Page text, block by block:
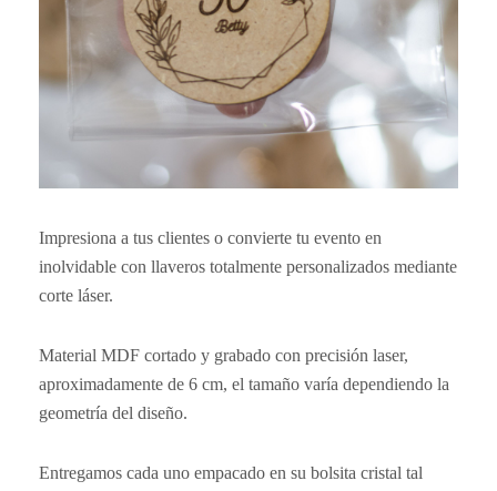
Impresiona a tus clientes o convierte tu evento en
inolvidable con llaveros totalmente personalizados mediante
corte láser.
Material MDF cortado y grabado con precisión laser,
aproximadamente de 6 cm, el tamaño varía dependiendo la
geometría del diseño.
Entregamos cada uno empacado en su bolsita cristal tal